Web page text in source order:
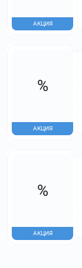
АКЦИЯ
%
АКЦИЯ
%
АКЦИЯ